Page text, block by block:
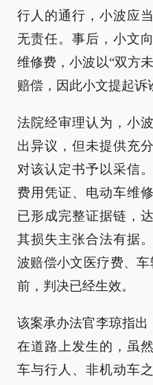
行人的通行，小波应
无责任。事后，小文
维修费，小波以“双方
赔偿，因此小文提起诉
法院经审理认为，小
出异议，但未提供充
对该认定书予以采信
费用凭证、电动车维
已形成完整证据链，
其损失主张合法有据
波赔偿小文医疗费、
前，判决已经生效。
该案承办法官李琼指出
在道路上发生的，虽
车与行人、非机动车